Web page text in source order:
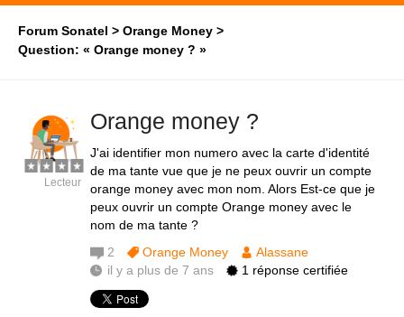
Forum Sonatel
Orange Money
Question: « Orange money ? »
Orange money ?
J'ai identifier mon numero avec la carte d'identité
de ma tante vue que je ne peux ouvrir un compte
orange money avec mon nom. Alors Est-ce que je
peux ouvrir un compte Orange money avec le
nom de ma tante ?
Lecteur
2 Orange Money
Alassane
il y a plus de 7 ans
1 réponse certifiée